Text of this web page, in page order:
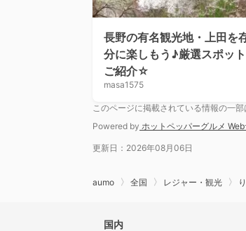
長野の有名観光地・上田を
分に楽しもう♪厳選スポッ
ご紹介☆
masa1575
このページに掲載されている情報の一
Powered by ホットペッパーグルメ
更新日：2026年08月06日
aumo 全国 レジャー・観光
国内